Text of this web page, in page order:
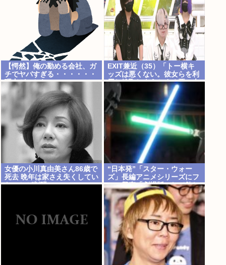
【愕然】俺の勤める会社、ガ
チでヤバすぎる・・・・・・
理由がこちら・・・・・・
EXIT兼近（35）「トー横キ
ッズは悪くない。彼女らを利
用し搾取しようとする悪い大
人たちが問題」
女優の小川真由美さん86歳で
死去 晩年は家さえ失くしてい
たことが判明
“日本発”「スター・ウォー
ズ」長編アニメシリーズにフ
ァン興奮「劇場版にして欲し
い」「艦隊戦も派手で面白
い」